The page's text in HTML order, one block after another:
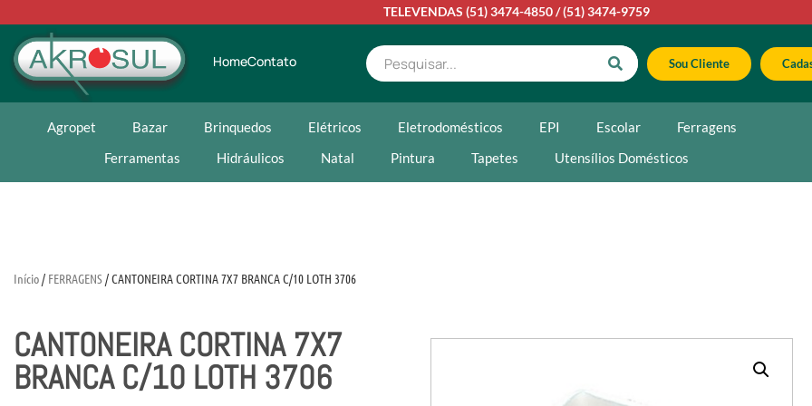
TELEVENDAS (51) 3474-4850/(51) 3474-9759
HomeContato Sou Cliente
Agropet Bazar Brinquedos Elétricos Eletrodomésticos EPI Escolar
Ferragens
Ferramentas
Hidráulicos Natal Pintura Tapetes Utensílios Domésticos
Início/ FERRAGENS/ CANTONEIRA CORTINA 7X7 BRANCA C/10 LOTH 3706
CANTONEIRA CORTINA 7X7
BRANCA C/10 LOTH 3706